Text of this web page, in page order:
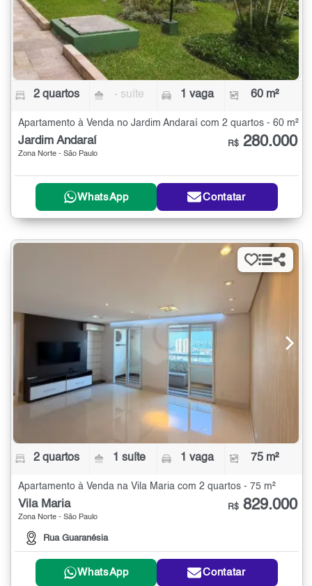
2 quartos - suíte 1 vaga 60 m²
Apartamento à Venda no Jardim Andaraí com 2 quartos - 60 m²
Jardim Andaraí
Zona Norte - São Paulo
R$ 280.000
WhatsApp Contatar
2 quartos 1 suíte 1 vaga 75 m²
Apartamento à Venda na Vila Maria com 2 quartos - 75 m²
Vila Maria
Zona Norte - São Paulo
Rua Guaranésia
R$ 829.000
WhatsApp Contatar